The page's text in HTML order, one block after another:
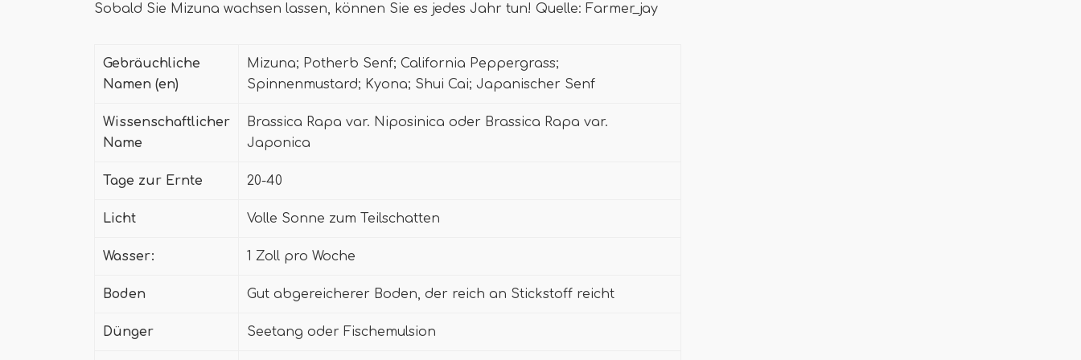
Sobald Sie Mizuna wachsen lassen, können Sie es jedes Jahr tun! Quelle: Farmer_jay
Gebräuchliche
Namen (en)
Mizuna; Potherb Senf; California Peppergrass;
Spinnenmustard; Kyona; Shui Cai; Japanischer Senf
Wissenschaftlicher
Name
Brassica Rapa var. Niposinica oder Brassica Rapa var.
Japonica
Tage zur Ernte 20-40
Licht Volle Sonne zum Teilschatten
Wasser: 1 Zoll pro Woche
Boden Gut abgereicherer Boden, der reich an Stickstoff reicht
Dünger Seetang oder Fischemulsion